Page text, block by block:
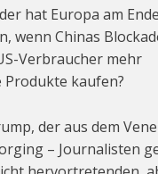
hat Europa am
wenn Chinas
Verbraucher mehr
Produkte kaufen?
der aus dem
– Journalisten